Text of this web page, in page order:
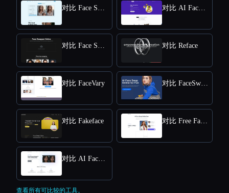
对比 Face Swap 对比 AI FaceSwap
对比 Face Swapper 对比 Reface
对比 FaceVary 对比 FaceSwapper
对比 Fakeface 对比 Free Face Swap
对比 AI Face Swap App
查看所有可比较的工具。